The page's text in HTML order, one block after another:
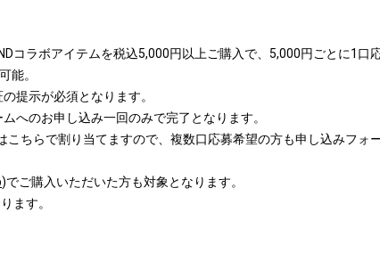
コラボアイテムを税込5,000円以上ご購入で、5,000円ごとに1口
能。
提示が必須となります。
へのお申し込み一回のみで完了となります。
こちらで割り当てますので、複数口応募希望の方も申し込みフォ
)でご購入いただいた方も対象となります。
ます。